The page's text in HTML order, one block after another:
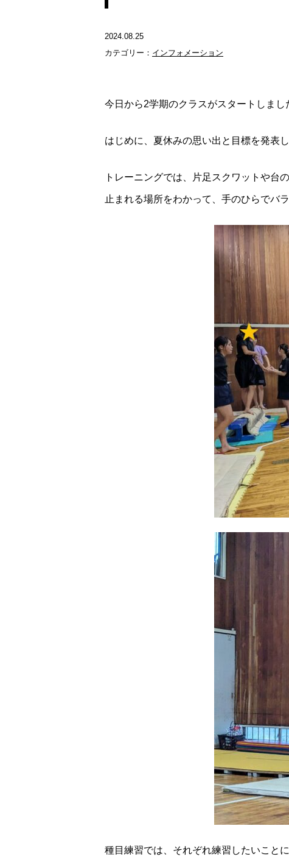
2024.08.25
カテゴリー： インフォメーション
今日から2学期のクラスがスタートしまし
はじめに、夏休みの思い出と目標を発表
トレーニングでは、片足スクワットや台
止まれる場所をわかって、手のひらでバ
種目練習では、それぞれ練習したいこと